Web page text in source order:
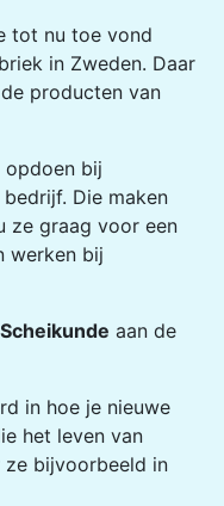
tot nu toe vond
in Zweden. Daar
producten van
opdoen bij
Die maken
ze graag voor een
werken bij
Scheikunde aan de
in hoe je nieuwe
het leven van
ze bijvoorbeeld in